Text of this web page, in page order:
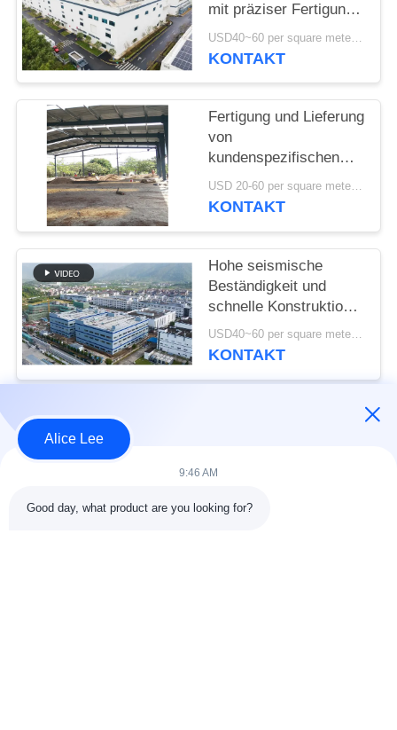
mit präziser Fertigung
und einer einzigen
Lieferlösung
USD40~60 per square meter MOQ:1000 sqm
KONTAKT
Fertigung und Lieferung
von
kundenspezifischen
Stahlbauhallen in Benin
USD 20-60 per square meter MOQ:1000 Quadratmeter
KONTAKT
Hohe seismische
Beständigkeit und
schnelle Konstruktion
mit langlebiger
Stahlkonstruktion
USD40~60 per square meter MOQ:1000 Quadratmeter
KONTAKT
Beliebte Kategorien
Stahlkonstruktionsbau
Werkstatt
Alice Lee
9:46 AM
Good day, what product are you looking for?